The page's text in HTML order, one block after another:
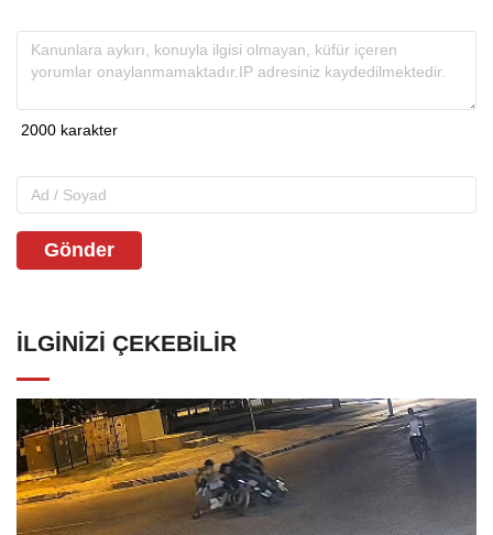
Gönder
İLGINIZI ÇEKEBILIR